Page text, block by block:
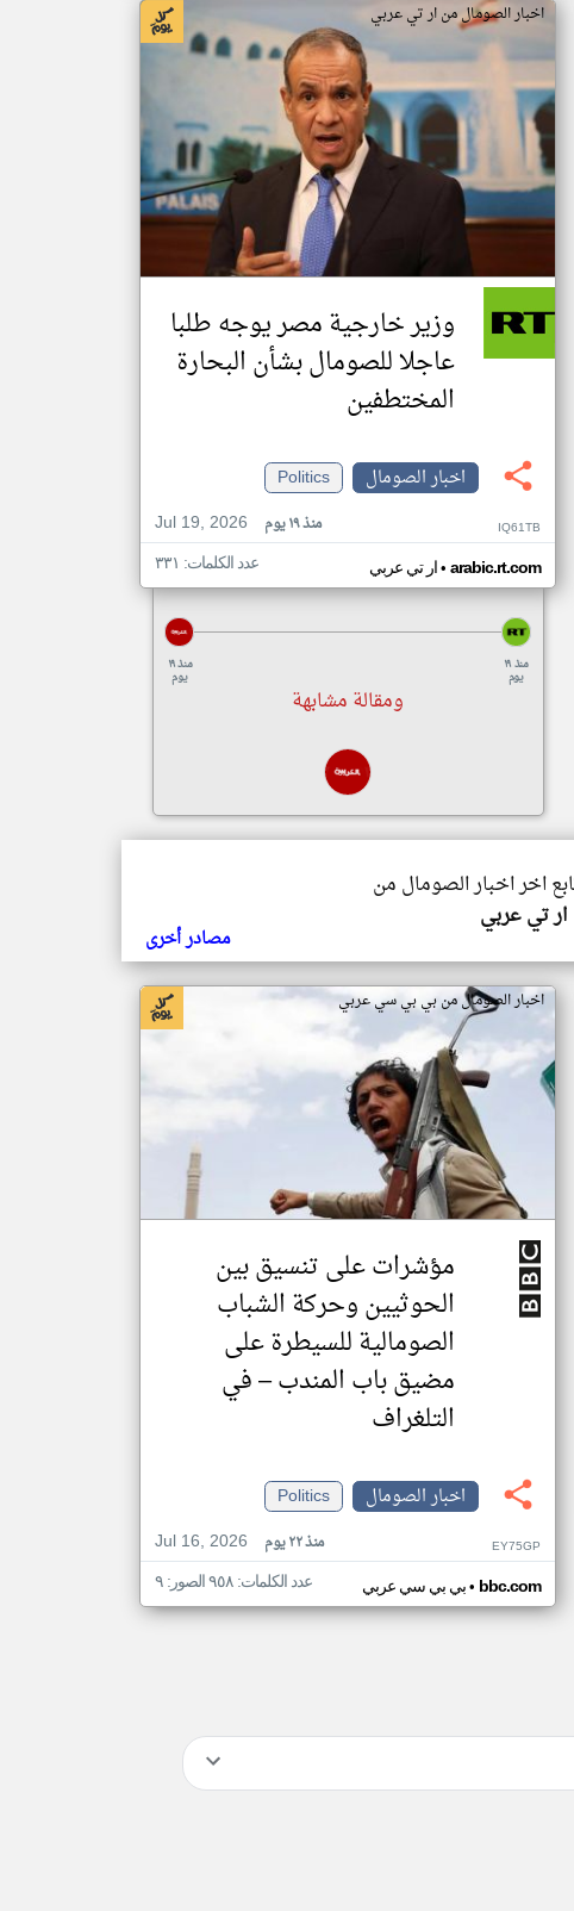
اخبار الصومال من ار تي عربي
وزير خارجية مصر يوجه طلبا
عاجلا للصومال بشأن البحارة
المختطفين
اخبار الصومال
Politics
Jul 19, 2026
منذ ١٩ يوم IQ61TB
ار تي عربي• arabic.rt.com عدد الكلمات: ٣٣١
منذ ١٩
يوم
منذ ١٩
يوم
ومقالة مشابهة
اخر اخبار الصومال من
ار تي عربي
مصادر أخرى
اخبار الصومال من بي بي سي عربي
مؤشرات على تنسيق بين
الحوثيين وحركة الشباب
الصومالية للسيطرة على
مضيق باب المندب – في
التلغراف
اخبار الصومال
Politics
Jul 16, 2026
منذ ٢٢ يوم EY75GP
بي بي سي عربي• bbc.com عدد الكلمات: ٩٥٨ الصور: ٩